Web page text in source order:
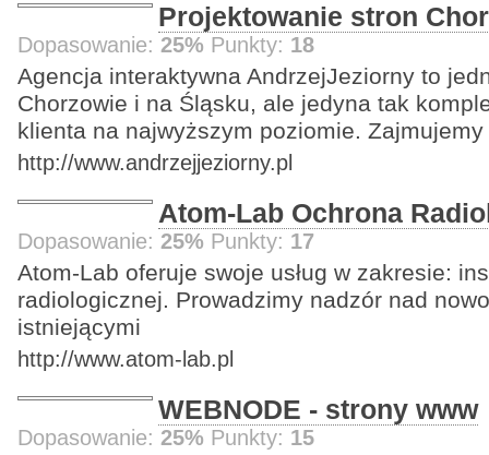
Projektowanie stron
Dopasowanie: 25% Punkty: 18
Agencja interaktywna AndrzejJeziorny to
Chorzowie i na Śląsku, ale jedyna tak
klienta na najwyższym poziomie. Zajmujemy
http://www.andrzejjeziorny.pl
Atom-Lab Ochrona
Dopasowanie: 25% Punkty: 17
Atom-Lab oferuje swoje usług w zakresie:
radiologicznej. Prowadzimy nadzór nad
istniejącymi
http://www.atom-lab.pl
WEBNODE - strony www
Dopasowanie: 25% Punkty: 15